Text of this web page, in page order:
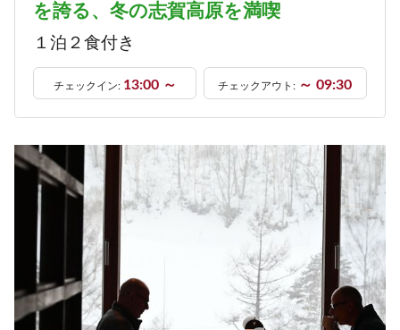
を誇る、冬の志賀高原を満喫
１泊２食付き
チェックイン: 13:00 ～ チェックアウト: ～ 09:30